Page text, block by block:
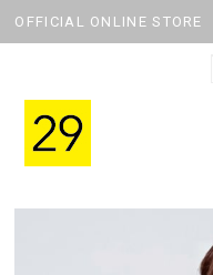
OFFICIAL ONLINE STORE